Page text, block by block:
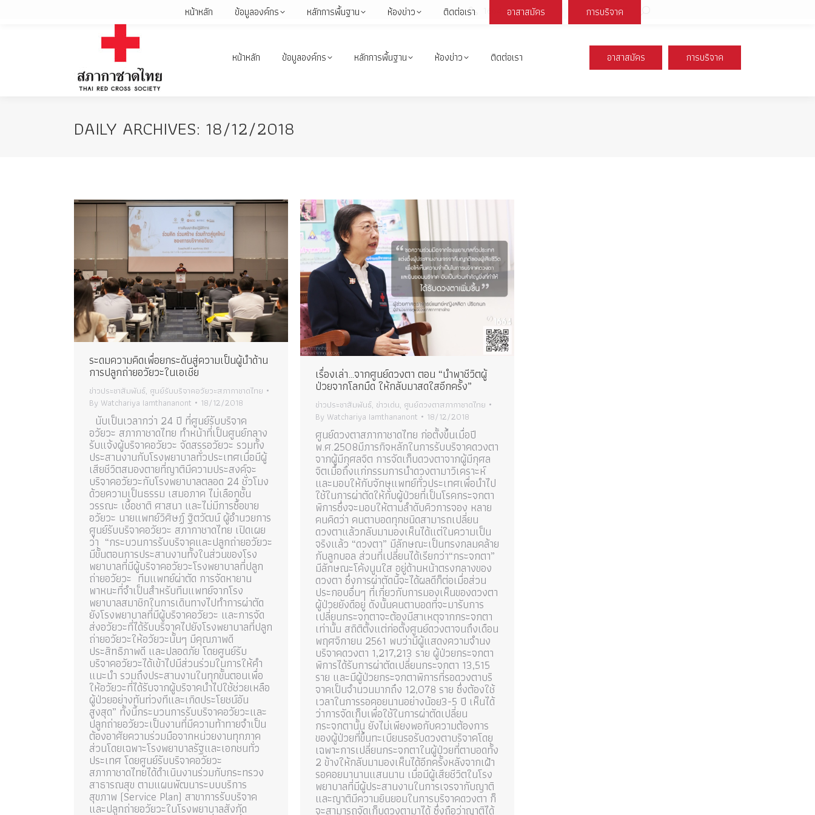
Facebook
in
X
Instagram
YouTube
opens
หน้าหลัก ข้อมูลองค์กร หลักการพื้นฐาน ห้องข่าว ติดต่อเรา อาสาสมัคร การบริจาค
DAILY ARCHIVES: 18/12/2018
ระดมความคิดเพื่อยกระดับสู่ความเป็นผู้นำด้าน
การปลูกถ่ายอวัยวะในเอเชีย
ข่าวประชาสัมพันธ์, ศูนย์รับบริจาคอวัยวะสภากาชาดไทย
By Watchariya Iamthananont 18/12/2018
นับเป็นเวลากว่า 24 ปี ที่ศูนย์รับบริจาค
อวัยวะ สภากาชาดไทย ทำหน้าที่เป็นศูนย์กลาง
รับแจ้งผู้บริจาคอวัยวะ จัดสรรอวัยวะ รวมทั้ง
ประสานงานกับโรงพยาบาลทั่วประเทศเมื่อมีผู้
เสียชีวิตสมองตายที่ญาติมีความประสงค์จะ
บริจาคอวัยวะกับโรงพยาบาลตลอด 24 ชั่วโมง
ด้วยความเป็นธรรม เสมอภาค ไม่เลือกชั้น
วรรณะ เชื้อชาติ ศาสนา และไม่มีการซื้อขาย
อวัยวะ นายแพทย์วิศิษฏ์ ฐิตวัฒน์ ผู้อำนวยการ
ศูนย์รับบริจาคอวัยวะ สภากาชาดไทย เปิดเผย
ว่า “กระบวนการรับบริจาคและปลูกถ่ายอวัยวะ
มีขั้นตอนการประสานงานทั้งในส่วนของโรง
พยาบาลที่มีผู้บริจาคอวัยวะโรงพยาบาลที่ปลูก
ถ่ายอวัยวะ ทีมแพทย์ผ่าตัด การจัดหายาน
พาหนะที่จำเป็นสำหรับทีมแพทย์จากโรง
พยาบาลสมาชิกในการเดินทางไปทำการผ่าตัด
ยังโรงพยาบาลที่มีผู้บริจาคอวัยวะ และการจัด
ส่งอวัยวะที่ได้รับบริจาคไปยังโรงพยาบาลที่ปลูก
ถ่ายอวัยวะให้อวัยวะนั้นๆ มีคุณภาพดี
ประสิทธิภาพดี และปลอดภัย โดยศูนย์รับ
บริจาคอวัยวะได้เข้าไปมีส่วนร่วมในการให้คำ
แนะนำ รวมถึงประสานงานในทุกขั้นตอนเพื่อ
ให้อวัยวะที่ได้รับจากผู้บริจาคนำไปใช้ช่วยเหลือ
ผู้ป่วยอย่างทันท่วงทีและเกิดประโยชน์อัน
สูงสุด” ทั้งนี้กระบวนการรับบริจาคอวัยวะและ
ปลูกถ่ายอวัยวะเป็นงานที่มีความท้าทายจำเป็น
ต้องอาศัยความร่วมมือจากหน่วยงานทุกภาค
ส่วนโดยเฉพาะโรงพยาบาลรัฐและเอกชนทั่ว
ประเทศ โดยศูนย์รับบริจาคอวัยวะ
สภากาชาดไทยได้ดำเนินงานร่วมกับกระทรวง
สาธารณสุข ตามแผนพัฒนาระบบบริการ
สุขภาพ (Service Plan) สาขาการรับบริจาค
และปลูกถ่ายอวัยวะในโรงพยาบาลสังกัด
เรื่องเล่า…จากศูนย์ดวงตา ตอน “นำพาชีวิตผู้
ป่วยจากโลกมืด ให้กลับมาสดใสอีกครั้ง”
ข่าวประชาสัมพันธ์, ข่าวเด่น, ศูนย์ดวงตาสภากาชาดไทย
By Watchariya Iamthananont 18/12/2018
ศูนย์ดวงตาสภากาชาดไทย ก่อตั้งขึ้นเมื่อปี
พ.ศ.2508มีภารกิจหลักในการรับบริจาคดวงตา
จากผู้มีกุศลจิต การจัดเก็บดวงตาจากผู้มีกุศล
จิตเมื่อถึงแก่กรรมการนำดวงตามาวิเคราะห์
และมอบให้กับจักษุแพทย์ทั่วประเทศเพื่อนำไป
ใช้ในการผ่าตัดให้กับผู้ป่วยที่เป็นโรคกระจกตา
พิการซึ่งจะมอบให้ตามลำดับคิวการจอง หลาย
คนคิดว่า คนตาบอดทุกชนิดสามารถเปลี่ยน
ดวงตาแล้วกลับมามองเห็นได้แต่ในความเป็น
จริงแล้ว “ดวงตา” มีลักษณะเป็นทรงกลมคล้าย
กับลูกบอล ส่วนที่เปลี่ยนได้เรียกว่า“กระจกตา”
มีลักษณะโค้งนูนใส อยู่ด้านหน้าตรงกลางของ
ดวงตา ซึ่งการผ่าตัดนี้จะได้ผลดีก็ต่อเมื่อส่วน
ประกอบอื่นๆ ที่เกี่ยวกับการมองเห็นของดวงตา
ผู้ป่วยยังดีอยู่ ดังนั้นคนตาบอดที่จะมารับการ
เปลี่ยนกระจกตาจะต้องมีสาเหตุจากกระจกตา
เท่านั้น สถิติตั้งแต่ก่อตั้งศูนย์ดวงตาจนถึงเดือน
พฤศจิกายน 2561 พบว่ามีผู้แสดงความจำนง
บริจาคดวงตา 1,217,213 ราย ผู้ป่วยกระจกตา
พิการได้รับการผ่าตัดเปลี่ยนกระจกตา 13,515
ราย และมีผู้ป่วยกระจกตาพิการที่รอดวงตาบริ
จาคเป็นจำนวนมากถึง 12,078 ราย ซึ่งต้องใช้
เวลาในการรอคอยนานอย่างน้อย3-5 ปี เห็นได้
ว่าการจัดเก็บเพื่อใช้ในการผ่าตัดเปลี่ยน
กระจกตานั้น ยังไม่เพียงพอกับความต้องการ
ของผู้ป่วยที่ขึ้นทะเบียนรอรับดวงตาบริจาคโดย
เฉพาะการเปลี่ยนกระจกตาในผู้ป่วยที่ตาบอดทั้ง
2 ข้างให้กลับมามองเห็นได้อีกครั้งหลังจากเฝ้า
รอคอยมานานแสนนาน เมื่อมีผู้เสียชีวิตในโรง
พยาบาลที่มีผู้ประสานงานในการเจรจากับญาติ
และญาติมีความยินยอมในการบริจาคดวงตา ก็
จะสามารถจัดเก็บดวงตามาได้ ซึ่งถือว่าญาติได้
หน้าหลัก ข้อมูลองค์กร หลักการพื้นฐาน ห้องข่าว ติดต่อเรา อาสาสมัคร การบริจาค